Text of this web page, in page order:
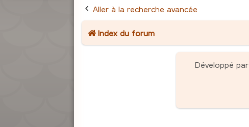
Aller à la recherche avancée
Index du forum
Développé par